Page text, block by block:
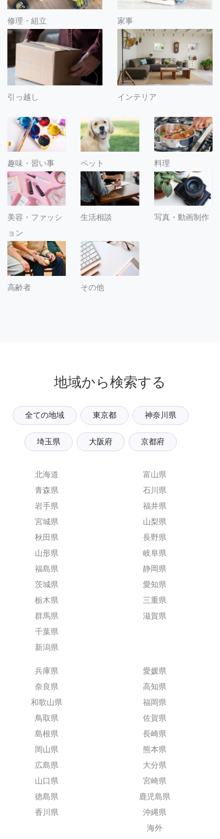
修理・組立 家事
引っ越し インテリア
趣味・習い事 ペット 料理
美容・ファッシ
ョン
生活相談 写真・動画制作
高齢者 その他
地域から検索する
全ての地域 東京都 神奈川県
埼玉県 大阪府 京都府
北海道
青森県
岩手県
宮城県
秋田県
山形県
福島県
茨城県
栃木県
群馬県
千葉県
新潟県
富山県
石川県
福井県
山梨県
長野県
岐阜県
静岡県
愛知県
三重県
滋賀県
兵庫県
奈良県
和歌山県
鳥取県
島根県
岡山県
広島県
山口県
徳島県
香川県
愛媛県
高知県
福岡県
佐賀県
長崎県
熊本県
大分県
宮崎県
鹿児島県
沖縄県
海外